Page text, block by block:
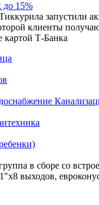
15%
запустили
клиенты
картой Т-Банка
в сборе со
выходов,